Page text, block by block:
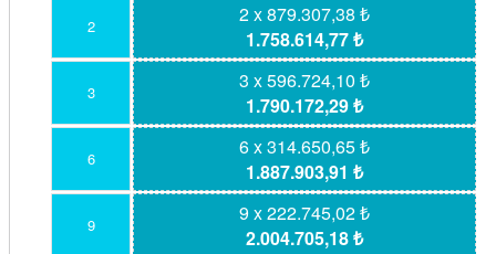
2
2 x 879.307,38 ₺
1.758.614,77 ₺
3
3 x 596.724,10 ₺
1.790.172,29 ₺
6
6 x 314.650,65 ₺
1.887.903,91 ₺
9
9 x 222.745,02 ₺
2.004.705,18 ₺